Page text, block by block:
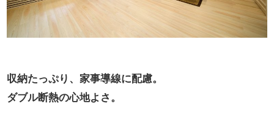
収納たっぷり、家事導線に配慮。
ダブル断熱の心地よさ。